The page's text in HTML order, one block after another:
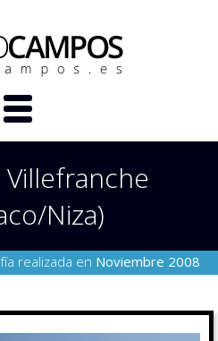
Niza)
realizada en Noviembre 2008